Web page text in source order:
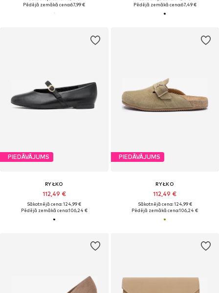
Pēdējā zemākā cena:67,99 €
Pēdējā zemākā cena:67,49 €
PIEDĀVĀJUMS
RYŁKO
112,49 €
Sākotnējā cena: 124,99 €
Pēdējā zemākā cena:106,24 €
PIEDĀVĀJUMS
RYŁKO
112,49 €
Sākotnējā cena: 124,99 €
Pēdējā zemākā cena:106,24 €